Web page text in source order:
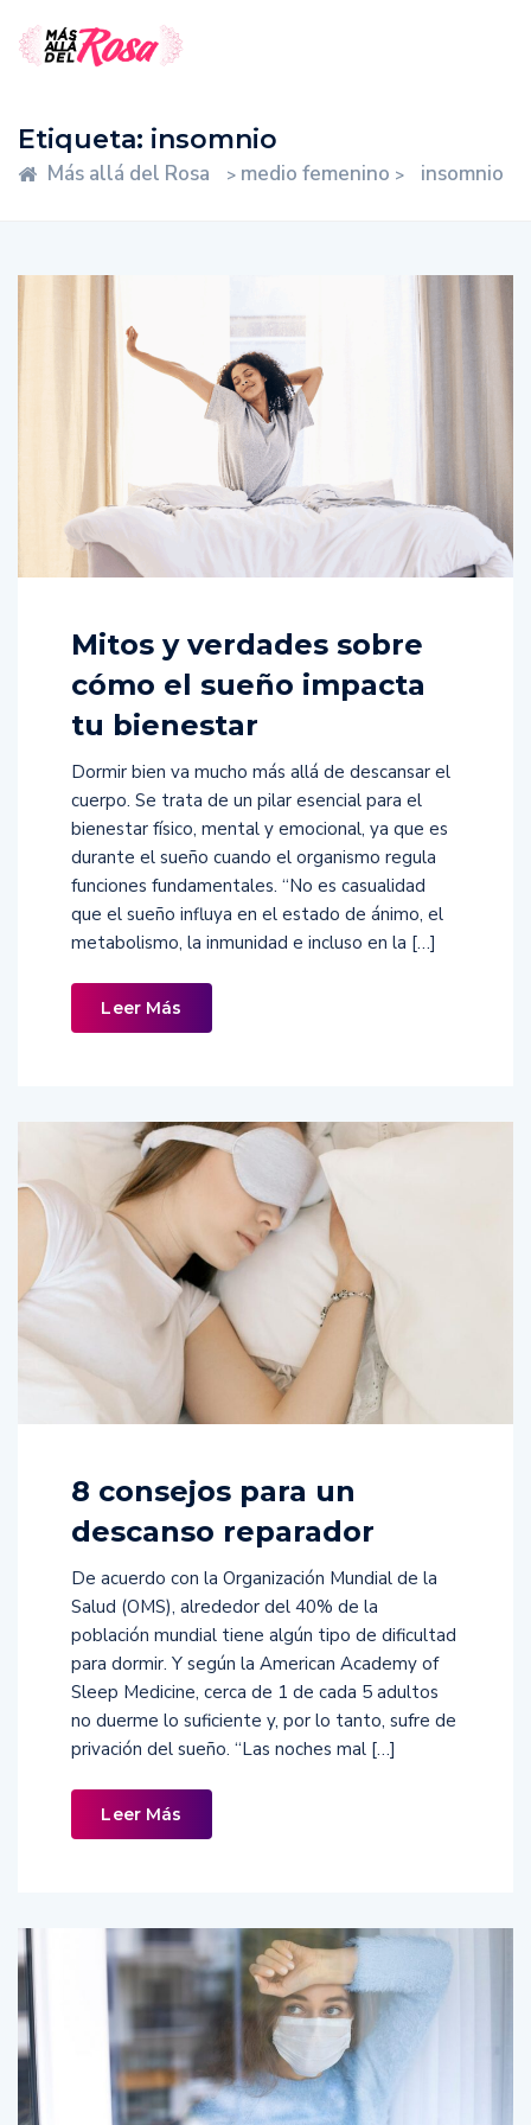
Etiqueta: insomnio
Más allá del Rosa > medio femenino > insomnio
Mitos y verdades sobre
cómo el sueño impacta
tu bienestar
Dormir bien va mucho más allá de descansar el
cuerpo. Se trata de un pilar esencial para el
bienestar físico, mental y emocional, ya que es
durante el sueño cuando el organismo regula
funciones fundamentales. “No es casualidad
que el sueño influya en el estado de ánimo, el
metabolismo, la inmunidad e incluso en la […]
Leer Más
8 consejos para un
descanso reparador
De acuerdo con la Organización Mundial de la
Salud (OMS), alrededor del 40% de la
población mundial tiene algún tipo de dificultad
para dormir. Y según la American Academy of
Sleep Medicine, cerca de 1 de cada 5 adultos
no duerme lo suficiente y, por lo tanto, sufre de
privación del sueño. “Las noches mal […]
Leer Más